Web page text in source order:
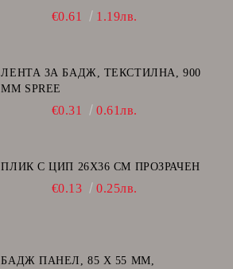
€0.61 1.19лв.
ЛЕНТА ЗА БАДЖ, ТЕКСТИЛНА, 900
ММ SPREE
€0.31 0.61лв.
ПЛИК С ЦИП 26X36 CM ПРОЗРАЧЕН
€0.13 0.25лв.
БАДЖ ПАНЕЛ, 85 Х 55 ММ,